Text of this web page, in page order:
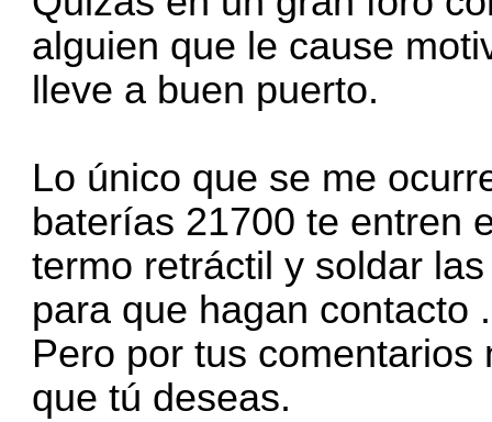
alguien que le cause
lleve a buen puerto.
Lo único que se me
baterías 21700 te entren
termo retráctil y soldar
para que hagan contacto .
Pero por tus
que tú deseas.